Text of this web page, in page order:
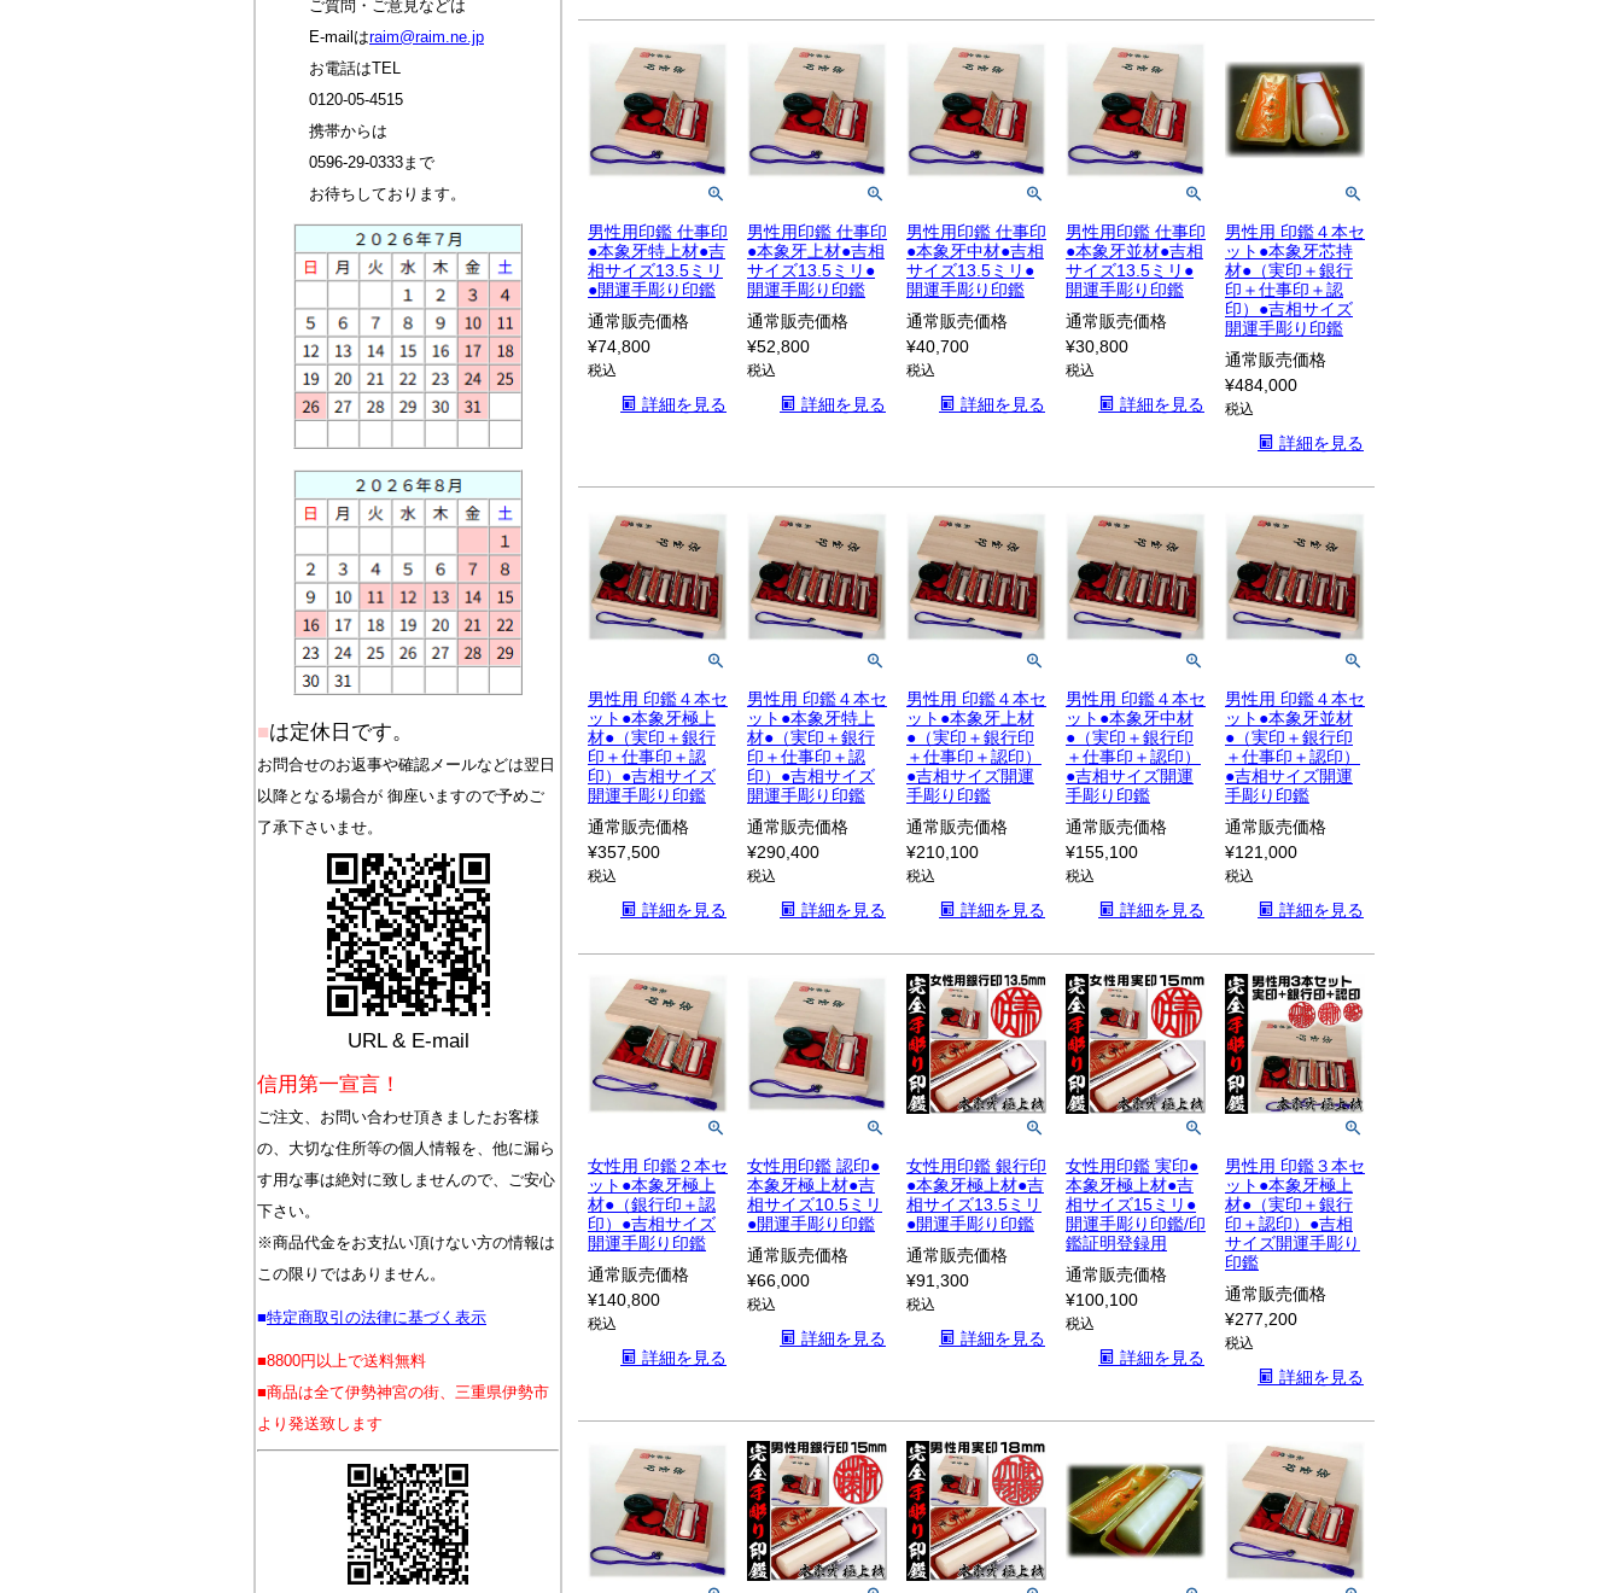
ご質問・ご意見などは
E-mailはraim@raim.ne.jp
お電話はTEL
0120-05-4515
携帯からは
0596-29-0333まで
お待ちしております。
■は定休日です。
お問合せのお返事や確認メールなどは翌日
以降となる場合が 御座いますので予めご
了承下さいませ。
URL & E-mail
信用第一宣言！
ご注文、お問い合わせ頂きましたお客様
の、大切な住所等の個人情報を、他に漏ら
す用な事は絶対に致しませんので、ご安心
下さい。
※商品代金をお支払い頂けない方の情報は
この限りではありません。
■特定商取引の法律に基づく表示
■8800円以上で送料無料
■商品は全て伊勢神宮の街、三重県伊勢市
より発送致します
男性用印鑑 仕事印
●本象牙特上材●吉
相サイズ13.5ミリ
●開運手彫り印鑑
通常販売価格
¥74,800
税込
詳細を見る
男性用印鑑 仕事印
●本象牙上材●吉相
サイズ13.5ミリ●
開運手彫り印鑑
通常販売価格
¥52,800
税込
詳細を見る
男性用印鑑 仕事印
●本象牙中材●吉相
サイズ13.5ミリ●
開運手彫り印鑑
通常販売価格
¥40,700
税込
詳細を見る
男性用印鑑 仕事印
●本象牙並材●吉相
サイズ13.5ミリ●
開運手彫り印鑑
通常販売価格
¥30,800
税込
詳細を見る
男性用 印鑑４本セ
ット●本象牙芯持
材●（実印＋銀行
印＋仕事印＋認
印）●吉相サイズ
開運手彫り印鑑
通常販売価格
¥484,000
税込
詳細を見る
男性用 印鑑４本セ
ット●本象牙極上
材●（実印＋銀行
印＋仕事印＋認
印）●吉相サイズ
開運手彫り印鑑
通常販売価格
¥357,500
税込
詳細を見る
男性用 印鑑４本セ
ット●本象牙特上
材●（実印＋銀行
印＋仕事印＋認
印）●吉相サイズ
開運手彫り印鑑
通常販売価格
¥290,400
税込
詳細を見る
男性用 印鑑４本セ
ット●本象牙上材
●（実印＋銀行印
＋仕事印＋認印）
●吉相サイズ開運
手彫り印鑑
通常販売価格
¥210,100
税込
詳細を見る
男性用 印鑑４本セ
ット●本象牙中材
●（実印＋銀行印
＋仕事印＋認印）
●吉相サイズ開運
手彫り印鑑
通常販売価格
¥155,100
税込
詳細を見る
男性用 印鑑４本セ
ット●本象牙並材
●（実印＋銀行印
＋仕事印＋認印）
●吉相サイズ開運
手彫り印鑑
通常販売価格
¥121,000
税込
詳細を見る
女性用 印鑑２本セ
ット●本象牙極上
材●（銀行印＋認
印）●吉相サイズ
開運手彫り印鑑
通常販売価格
¥140,800
税込
詳細を見る
女性用印鑑 認印●
本象牙極上材●吉
相サイズ10.5ミリ
●開運手彫り印鑑
通常販売価格
¥66,000
税込
詳細を見る
女性用印鑑 銀行印
●本象牙極上材●吉
相サイズ13.5ミリ
●開運手彫り印鑑
通常販売価格
¥91,300
税込
詳細を見る
女性用印鑑 実印●
本象牙極上材●吉
相サイズ15ミリ●
開運手彫り印鑑/印
鑑証明登録用
通常販売価格
¥100,100
税込
詳細を見る
男性用 印鑑３本セ
ット●本象牙極上
材●（実印＋銀行
印＋認印）●吉相
サイズ開運手彫り
印鑑
通常販売価格
¥277,200
税込
詳細を見る